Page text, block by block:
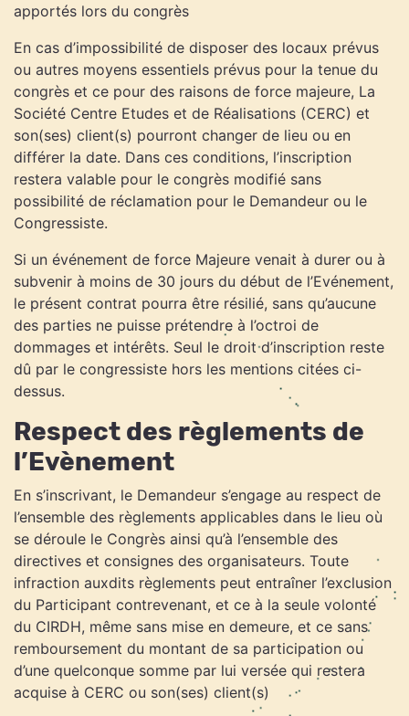
apportés lors du congrès
En cas d’impossibilité de disposer des locaux prévus
ou autres moyens essentiels prévus pour la tenue du
congrès et ce pour des raisons de force majeure, La
Société Centre Etudes et de Réalisations (CERC) et
son(ses) client(s) pourront changer de lieu ou en
différer la date. Dans ces conditions, l’inscription
restera valable pour le congrès modifié sans
possibilité de réclamation pour le Demandeur ou le
Congressiste.
Si un événement de force Majeure venait à durer ou à
subvenir à moins de 30 jours du début de l’Evénement,
le présent contrat pourra être résilié, sans qu’aucune
des parties ne puisse prétendre à l’octroi de
dommages et intérêts. Seul le droit d’inscription reste
dû par le congressiste hors les mentions citées ci-
dessus.
Respect des règlements de
l’Evènement
En s’inscrivant, le Demandeur s’engage au respect de
l’ensemble des règlements applicables dans le lieu où
se déroule le Congrès ainsi qu’à l’ensemble des
directives et consignes des organisateurs. Toute
infraction auxdits règlements peut entraîner l’exclusion
du Participant contrevenant, et ce à la seule volonté
du CIRDH, même sans mise en demeure, et ce sans
remboursement du montant de sa participation ou
d’une quelconque somme par lui versée qui restera
acquise à CERC ou son(ses) client(s)